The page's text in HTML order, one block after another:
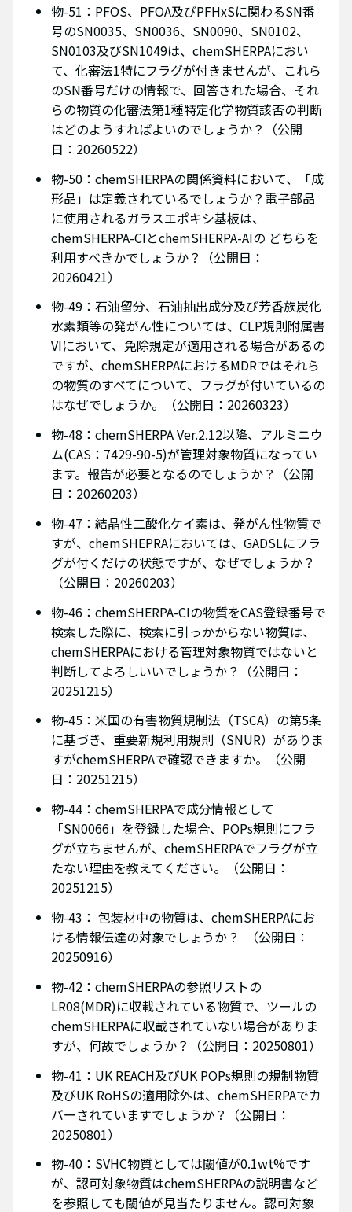
物-51：PFOS、PFOA及びPFHxSに関わるSN番
号のSN0035、SN0036、SN0090、SN0102、
SN0103及びSN1049は、chemSHERPAにおい
て、化審法1特にフラグが付きませんが、これら
のSN番号だけの情報で、回答された場合、それ
らの物質の化審法第1種特定化学物質該否の判断
はどのようすればよいのでしょうか？（公開
日：20260522）
物-50：chemSHERPAの関係資料において、「成
形品」は定義されているでしょうか？電子部品
に使用されるガラスエポキシ基板は、
chemSHERPA-CIとchemSHERPA-AIの どちらを
利用すべきかでしょうか？（公開日：
20260421）
物-49：石油留分、石油抽出成分及び芳香族炭化
水素類等の発がん性については、CLP規則附属書
VIにおいて、免除規定が適用される場合があるの
ですが、chemSHERPAにおけるMDRではそれら
の物質のすべてについて、フラグが付いているの
はなぜでしょうか。（公開日：20260323）
物-48：chemSHERPA Ver.2.12以降、アルミニウ
ム(CAS：7429-90-5)が管理対象物質になってい
ます。報告が必要となるのでしょうか？（公開
日：20260203）
物-47：結晶性二酸化ケイ素は、発がん性物質で
すが、chemSHEPRAにおいては、GADSLにフラ
グが付くだけの状態ですが、なぜでしょうか？
（公開日：20260203）
物-46：chemSHERPA-CIの物質をCAS登録番号で
検索した際に、検索に引っかからない物質は、
chemSHERPAにおける管理対象物質ではないと
判断してよろしいいでしょうか？（公開日：
20251215）
物-45：米国の有害物質規制法（TSCA）の第5条
に基づき、重要新規利用規則（SNUR）がありま
すがchemSHERPAで確認できますか。（公開
日：20251215）
物-44：chemSHERPAで成分情報として
「SN0066」を登録した場合、POPs規則にフラ
グが立ちませんが、chemSHERPAでフラグが立
たない理由を教えてください。（公開日：
20251215）
物-43： 包装材中の物質は、chemSHERPAにお
ける情報伝達の対象でしょうか？ （公開日：
20250916）
物-42：chemSHERPAの参照リストの
LR08(MDR)に収載されている物質で、ツールの
chemSHERPAに収載されていない場合がありま
すが、何故でしょうか？（公開日：20250801）
物-41：UK REACH及びUK POPs規則の規制物質
及びUK RoHSの適用除外は、chemSHERPAでカ
バーされていますでしょうか？（公開日：
20250801）
物-40：SVHC物質としては閾値が0.1wt%です
が、認可対象物質はchemSHERPAの説明書など
を参照しても閾値が見当たりません。認可対象